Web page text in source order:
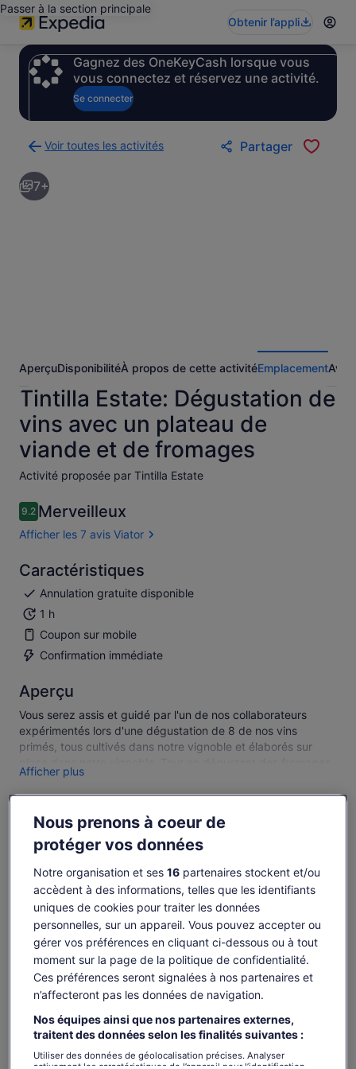
Passer à la section principale
Obtenir l’appli
Gagnez des OneKeyCash lorsque vous
vous connectez et réservez une activité.
Se connecter
Voir toutes les activités
à
la
page
Partager
7+
AperçuDisponibilitéÀ propos de cette activitéEmplacementAvis
Tintilla Estate: Dégustation de
vins avec un plateau de
viande et de fromages
Activité proposée par Tintilla Estate
9.29.2 sur 10
Merveilleux
Afficher les 7 avis Viator
Caractéristiques
Annulation gratuite disponible
1 h
Coupon sur mobile
Confirmation immédiate
Aperçu
Vous serez assis et guidé par l'un de nos collaborateurs
expérimentés lors d'une dégustation de 8 de nos vins
primés, tous cultivés dans notre vignoble et élaborés sur
locaux, une terrine maison, une boutique de salami et une
succession saisonnière, vous avez préparé des condiments
sur notre magnifique vignoble.
Nous avons également à votre disposition une gamme de
produits à base d’olives cultivées dans le domaine et d’huiles
d’olive locales, ainsi qu’une sélection de confitures de saison,
source et relish, tous cultivés et fabriqués sur place pour
votre plus grand plaisir.
Afficher plus
Gagnez des OneKeyCash lorsque vous
vous connectez et réservez une activité.
Se connecter
Disponibilité
Dates
dim. 9 août – dim. 23 août
Voyageurs
1 adulte
dim. 9 août lun. 10 août mar. 11 août mer. 12 août
Nous prenons à coeur de
protéger vos données
Notre organisation et ses 16partenaires stockent et/ou
accèdent à des informations, telles que les identifiants
uniques de cookies pour traiter les données
personnelles, sur un appareil. Vous pouvez accepter ou
gérer vos préférences en cliquant ci-dessous ou à tout
moment sur la page de la politique de confidentialité.
Ces préférences seront signalées à nos partenaires et
n’affecteront pas les données de navigation.
Nos équipes ainsi que nos partenaires externes,
traitent des données selon les finalités suivantes :
Utiliser des données de géolocalisation précises. Analyser
activement les caractéristiques de l’appareil pour l’identification.